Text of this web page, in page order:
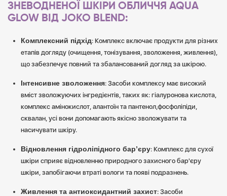
ЗНЕВОДНЕНОЇ ШКІРИ ОБЛИЧЧЯ AQUA
GLOW ВІД JOKO BLEND:
Комплексний підхід: Комплекс включає продукти для різних
етапів догляду (очищення, тонізування, зволоження, живлення),
що забезпечує повний та збалансований догляд за шкірою.
Інтенсивне зволоження: Засоби комплексу має високий
вміст зволожуючих інгредієнтів, таких як: гіалуронова кислота,
комплекс амінокислот, алантоїн та пантенол,фосфоліпіди,
сквалан, усі вони допомагають якісно зволожувати та
насичувати шкіру.
Відновлення гідроліпідного бар’єру: Комплекс для сухої
шкіри сприяє відновленню природного захисного бар'єру
шкіри, запобігаючи втраті вологи та появі подразнень.
Живлення та антиоксидантний захист: Засоби